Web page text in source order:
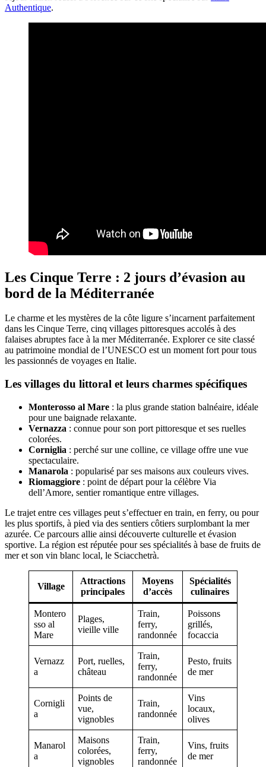
Authentique.
Les Cinque Terre : 2 jours d’évasion au
bord de la Méditerranée
Le charme et les mystères de la côte ligure s’incarnent parfaitement
dans les Cinque Terre, cinq villages pittoresques accolés à des
falaises abruptes face à la mer Méditerranée. Explorer ce site classé
au patrimoine mondial de l’UNESCO est un moment fort pour tous
les passionnés de voyages en Italie.
Les villages du littoral et leurs charmes spécifiques
Monterosso al Mare : la plus grande station balnéaire, idéale
pour une baignade relaxante.
Vernazza : connue pour son port pittoresque et ses ruelles
colorées.
Corniglia : perché sur une colline, ce village offre une vue
spectaculaire.
Manarola : popularisé par ses maisons aux couleurs vives.
Riomaggiore : point de départ pour la célèbre Via
dell’Amore, sentier romantique entre villages.
Le trajet entre ces villages peut s’effectuer en train, en ferry, ou pour
les plus sportifs, à pied via des sentiers côtiers surplombant la mer
azurée. Ce parcours allie ainsi découverte culturelle et évasion
sportive. La région est réputée pour ses spécialités à base de fruits de
mer et son vin blanc local, le Sciacchetrà.
Village
Attractions
principales
Moyens
d’accès
Spécialités
culinaires
Montero
sso al
Mare
Plages,
vieille ville
Train,
ferry,
randonnée
Poissons
grillés,
focaccia
Vernazz
a
Port, ruelles,
château
Train,
ferry,
randonnée
Pesto, fruits
de mer
Cornigli
a
Points de
vue,
vignobles
Train,
randonnée
Vins
locaux,
olives
Manarol
a
Maisons
colorées,
vignobles
Train,
ferry,
randonnée
Vins, fruits
de mer